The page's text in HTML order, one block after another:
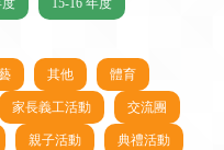
度 15-16 年度
其他 體育
家長義工活動 交流團
親子活動 典禮活動